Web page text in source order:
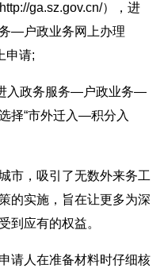
ga.sz.gov.cn/），进
—户政业务网上办理
申请;
入政务服务—户政业务—
择“市外迁入—积分入
市，吸引了无数外来务工
的实施，旨在让更多为深
到应有的权益。
请人在准备材料时仔细核